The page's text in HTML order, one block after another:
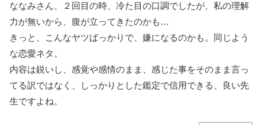
ななみさん、２回目の時、冷た目の口調でしたが、私の理解
力が無いから、腹が立ってきたのかも…
きっと、こんなヤツばっかりで、嫌になるのかも。同じよう
な恋愛ネタ。
内容は鋭いし、感覚や感情のまま、感じた事をそのまま言っ
てる訳ではなく、しっかりとした鑑定で信用できる、良い先
生ですよね。